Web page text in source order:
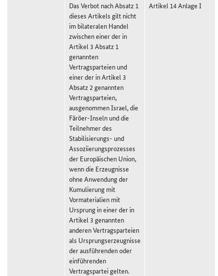
Das Verbot nach Absatz 1
dieses Artikels gilt nicht
im bilateralen Handel
zwischen einer der in
Artikel 3 Absatz 1
genannten
Vertragsparteien und
einer der in Artikel 3
Absatz 2 genannten
Vertragsparteien,
ausgenommen Israel, die
Färöer-Inseln und die
Teilnehmer des
Stabilisierungs- und
Assoziierungsprozesses
der Europäischen Union,
wenn die Erzeugnisse
ohne Anwendung der
Kumulierung mit
Vormaterialien mit
Ursprung in einer der in
Artikel 3 genannten
anderen Vertragsparteien
als Ursprungserzeugnisse
der ausführenden oder
einführenden
Vertragspartei gelten.
Artikel 14 Anlage I